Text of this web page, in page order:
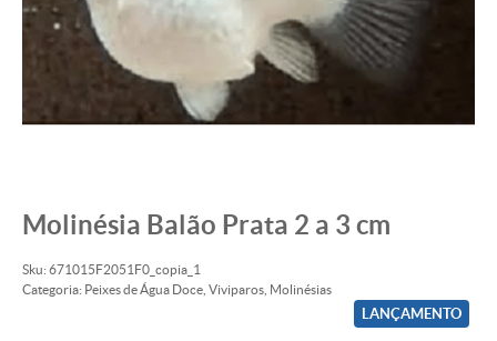
Molinésia Balão Prata 2 a 3 cm
Sku: 671015F2051F0_copia_1
Categoria: Peixes de Água Doce Viviparos Molinésias
LANÇAMENTO